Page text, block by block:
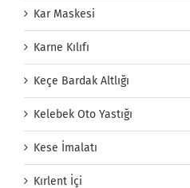
Kar Maskesi
Karne Kılıfı
Keçe Bardak Altlığı
Kelebek Oto Yastığı
Kese İmalatı
Kırlent İçi